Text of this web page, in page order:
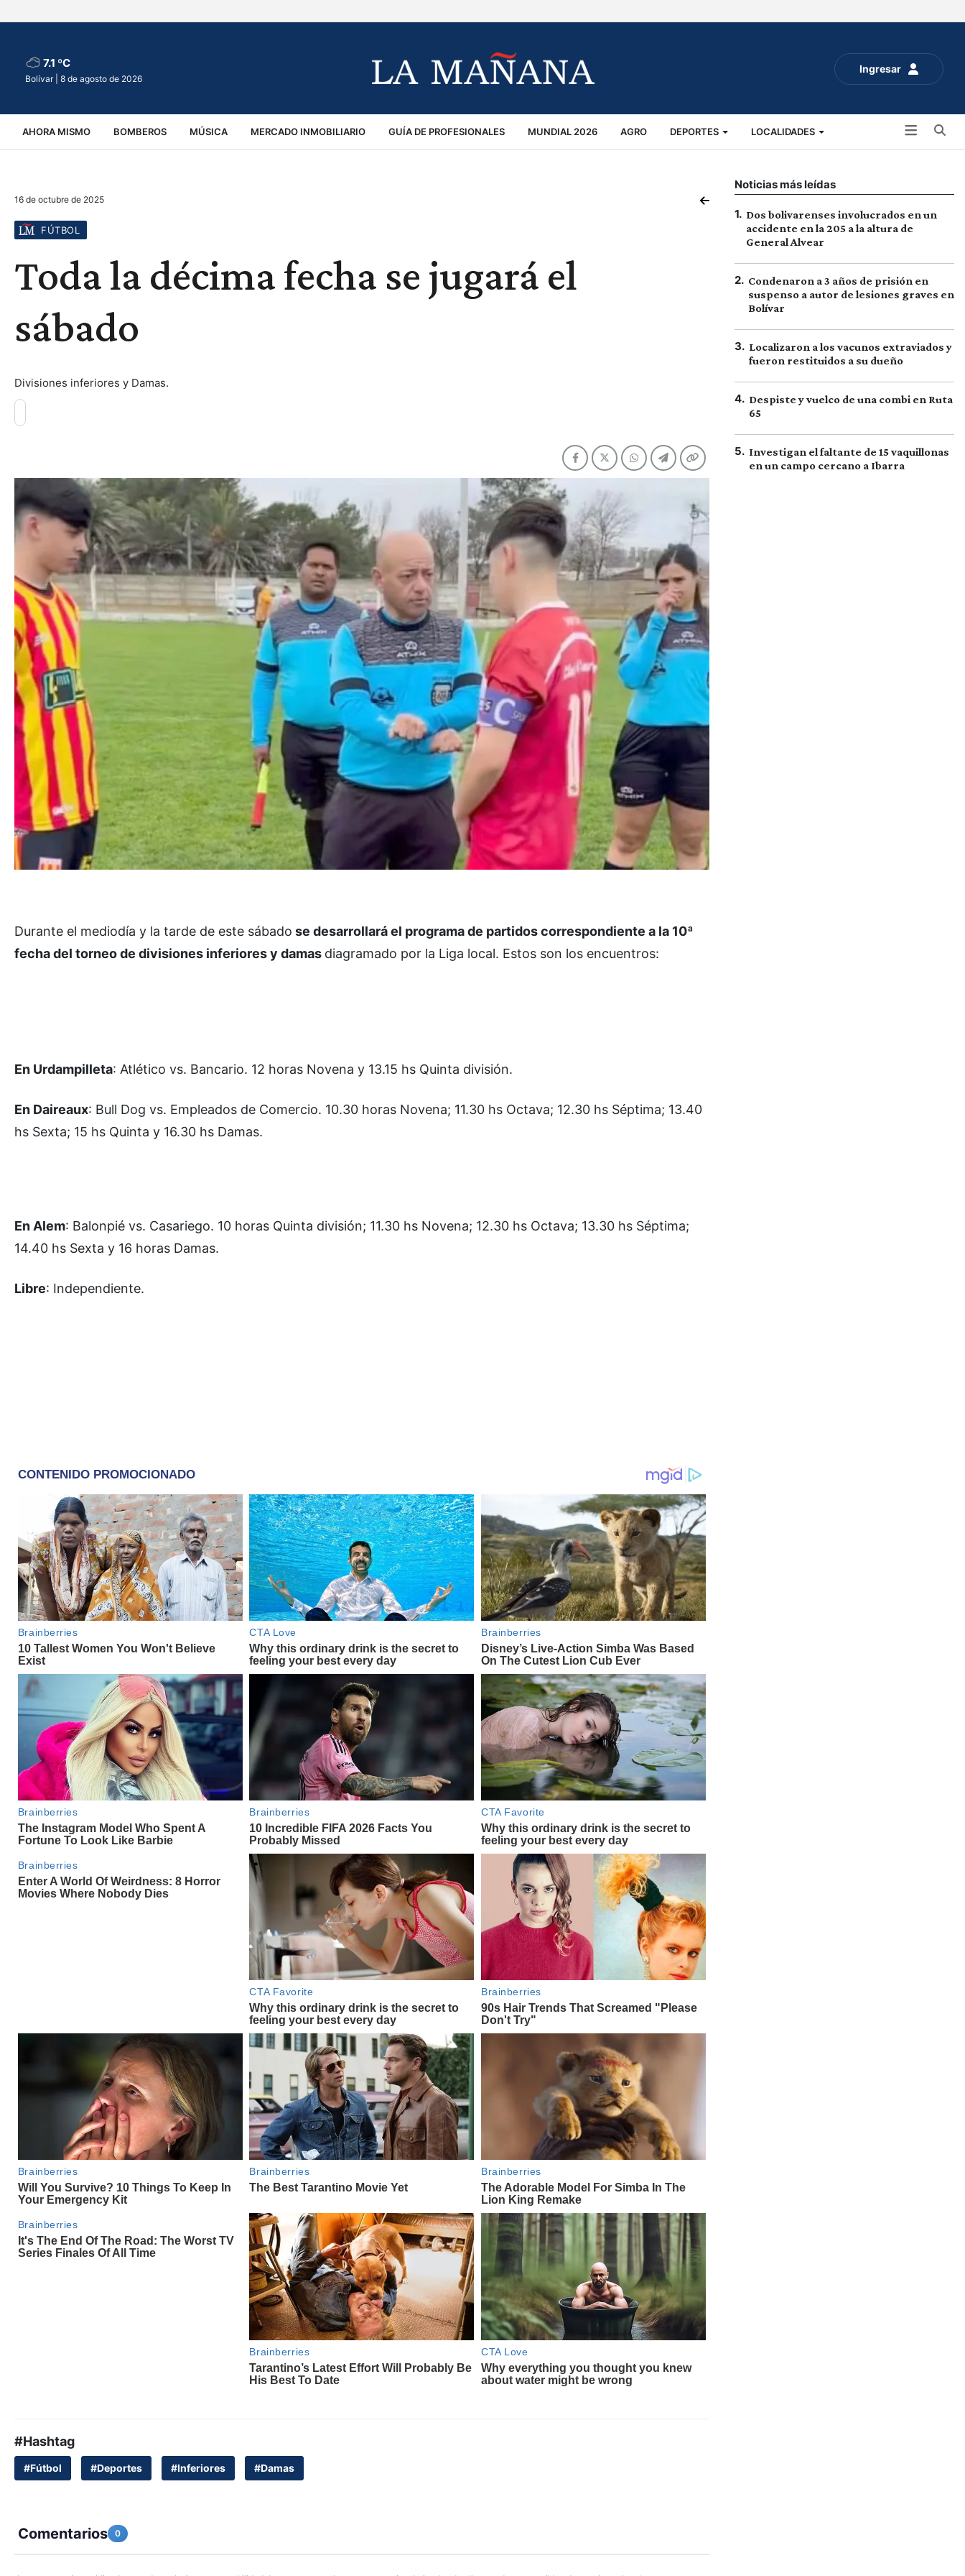
Ingresar
7.1 ºC
Bolívar | 8 de agosto de 2026
AHORA MISMO BOMBEROS MÚSICA MERCADO INMOBILIARIO GUÍA DE PROFESIONALES MUNDIAL 2026 AGRO DEPORTES LOCALIDADES
VIRALES ACCIDENTES
16 de octubre de 2025
FÚTBOL
Toda la décima fecha se jugará el
sábado
Divisiones inferiores y Damas.
Durante el mediodía y la tarde de este sábado se desarrollará el programa de partidos correspondiente a la 10ª
fecha del torneo de divisiones inferiores y damas diagramado por la Liga local. Estos son los encuentros:
En Urdampilleta: Atlético vs. Bancario. 12 horas Novena y 13.15 hs Quinta división.
En Daireaux: Bull Dog vs. Empleados de Comercio. 10.30 horas Novena; 11.30 hs Octava; 12.30 hs Séptima; 13.40
hs Sexta; 15 hs Quinta y 16.30 hs Damas.
En Alem: Balonpié vs. Casariego. 10 horas Quinta división; 11.30 hs Novena; 12.30 hs Octava; 13.30 hs Séptima;
14.40 hs Sexta y 16 horas Damas.
Libre: Independiente.
#Hashtag
#Fútbol #Deportes #Inferiores #Damas
Comentarios 0
Noticias más leídas
1. Dos bolivarenses involucrados en un
accidente en la 205 a la altura de
General Alvear
2. Condenaron a 3 años de prisión en
suspenso a autor de lesiones graves en
Bolívar
3. Localizaron a los vacunos extraviados y
fueron restituidos a su dueño
4. Despiste y vuelco de una combi en Ruta
65
5. Investigan el faltante de 15 vaquillonas
en un campo cercano a Ibarra